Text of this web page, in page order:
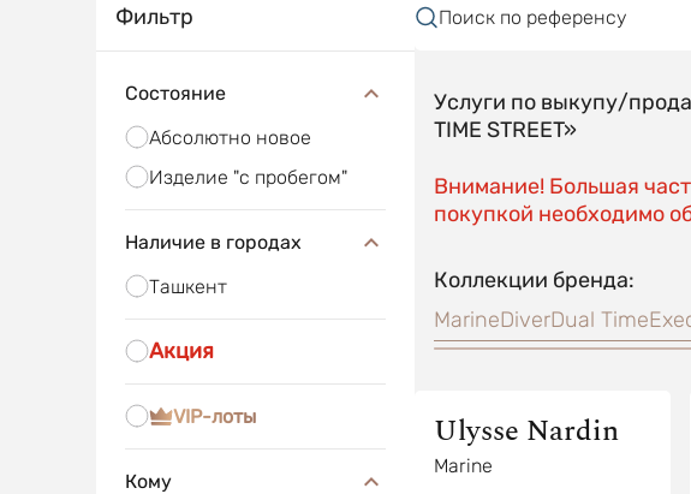
Фильтр
Состояние
Абсолютно новое
Изделие "с пробегом"
Наличие в городах
Ташкент
Акция
VIP-лоты
Кому
Поиск по референсу
Услуги по выкупу/
TIME STREET»
Внимание! Большая
покупкой необходимо
Коллекции бренда:
MarineDiverDual Time
Ulysse Nardin
Marine